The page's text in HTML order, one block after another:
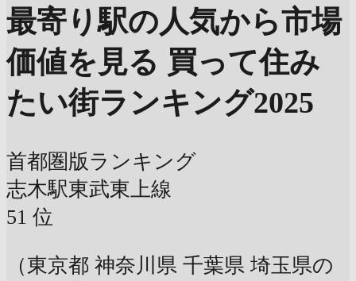
最寄り駅の人気から市場
価値を見る 買って住み
たい街ランキング2025
首都圏版ランキング
志木駅東武東上線
51 位
（東京都 神奈川県 千葉県 埼玉県の